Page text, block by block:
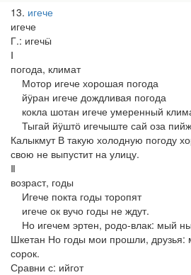
13 игече
игече
Г.: игечӹ
Ⅰ
погода, климат
Мотор игече хорошая погода
йӱран игече дождливая погода
кокла шотан игече умеренный
Тыгай йӱштӧ игечыште сай оза
Калыкмут В такую холодную погоду
свою не выпустит на улицу.
Ⅱ
возраст, годы
Игече покта годы торопят
игече ок вучо годы не ждут.
Но игечем эртен, родо-влак: мый
Шкетан Но годы мои прошли, друзья:
сорок.
Сравни с: ийгот